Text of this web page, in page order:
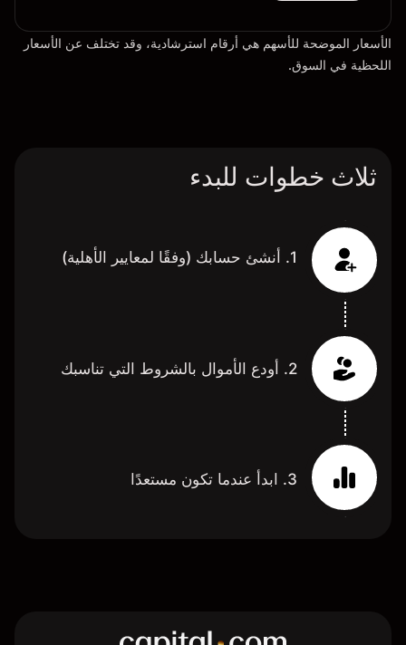
الأسعار الموضحة للأسهم هي أرقام استرشادية، وقد تختلف عن الأسعار
اللحظية في السوق.
ثلاث خطوات للبدء
1. أنشئ حسابك (وفقًا لمعايير الأهلية)
2. أودع الأموال بالشروط التي تناسبك
3. ابدأ عندما تكون مستعدًا